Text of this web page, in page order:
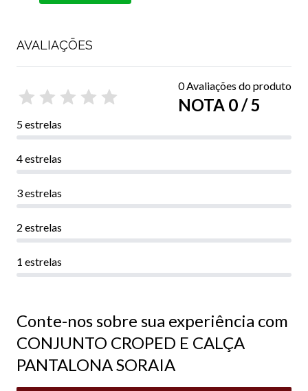
AVALIAÇÕES
0 Avaliações do produto
NOTA 0 / 5
5 estrelas
4 estrelas
3 estrelas
2 estrelas
1 estrelas
Conte-nos sobre sua experiência com
CONJUNTO CROPED E CALÇA
PANTALONA SORAIA